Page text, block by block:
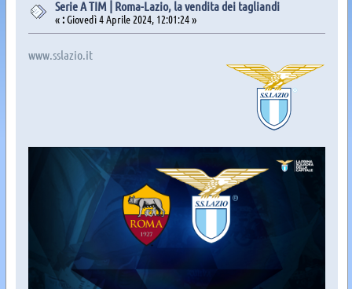
Serie A TIM | Roma-Lazio, la vendita dei tagliandi
«:Giovedì 4 Aprile 2024, 12:01:24 »
www.sslazio.it